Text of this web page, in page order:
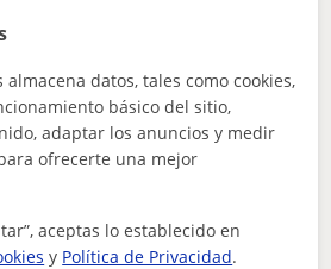
a los niño estilo Abeka
palabras pero no se atreve
gente? No te preocupéis, con
A...
datos, tales como cookies,
básico del sitio,
adaptar los anuncios y medir
ofrecerte una mejor
aceptas lo establecido en
y Política de Privacidad.